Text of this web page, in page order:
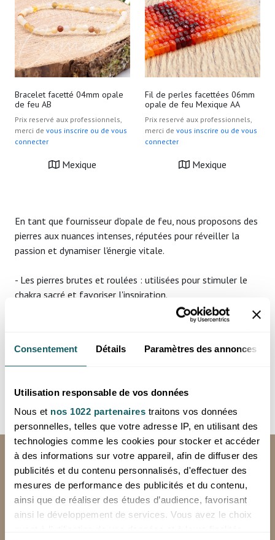
Consentement Détails Paramètres des annonces
Utilisation responsable de vos données
Nous et nos 1022 partenaires traitons vos données
personnelles, telles que votre adresse IP, en utilisant des
technologies comme les cookies pour stocker et accéder
à des informations sur votre appareil, afin de diffuser des
publicités et du contenu personnalisés, d'effectuer des
mesures de performance des publicités et du contenu,
ainsi que de réaliser des études d’audience, favorisant
ainsi le développement de services. Vous avez le choix
Bracelet facetté 04mm opale
de feu AB
Prix reservé aux professionnels,
merci de vous inscrire ou de vous
connecter
Mexique
Fil de perles facettées 06mm
opale de feu Mexique AA
Prix reservé aux professionnels,
merci de vous inscrire ou de vous
connecter
Mexique
En tant que fournisseur d'opale de feu, nous proposons des
pierres aux nuances intenses, réputées pour réveiller la
passion et dynamiser l'énergie vitale.
- Les pierres brutes et roulées : utilisées pour stimuler le
chakra sacré et favoriser l'inspiration.
- Les bijoux en opale de feu : bagues et pendentifs
création et l'intention énergétique.
soigneusement sélectionnés, garantissant une qualité
exceptionnelle. Contactez-nous pour en savoir plus.
LIVRAISON GRATUITE
en France métropolitaine, hors corse en
24 à 72h (jours ouvrés), à partir de 250€
HT d'achat